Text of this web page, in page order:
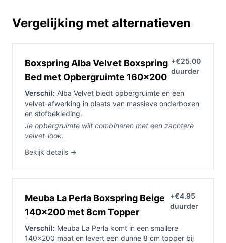
Vergelijking met alternatieven
Boxspring Alba Velvet Boxspring
Bed met Opbergruimte 160x200
+€25.00
duurder
Verschil: Alba Velvet biedt opbergruimte en een
velvet-afwerking in plaats van massieve onderboxen
en stofbekleding.
Je opbergruimte wilt combineren met een zachtere
velvet-look.
Bekijk details →
Meuba La Perla Boxspring Beige
140x200 met 8cm Topper
+€4.95
duurder
Verschil: Meuba La Perla komt in een smallere
140x200 maat en levert een dunne 8 cm topper bij